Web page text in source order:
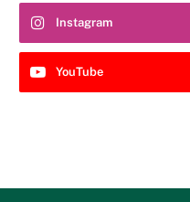
Instagram
YouTube